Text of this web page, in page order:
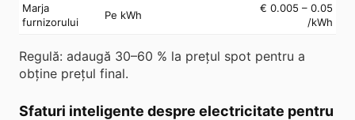
Marja
furnizorului
Pe kWh
€ 0.005 – 0.05
/kWh
Regulă: adaugă 30–60 % la prețul spot pentru a
obține prețul final.
Sfaturi inteligente despre electricitate pentru